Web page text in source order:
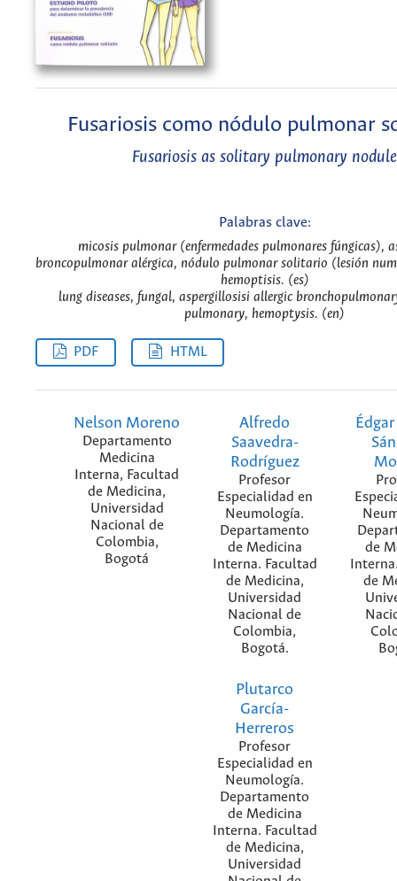
Fusariosis como nódulo pulmonar
Fusariosis as solitary pulmonary nodule
Palabras clave:
micosis pulmonar (enfermedades pulmonares fúngicas),
broncopulmonar alérgica, nódulo pulmonar solitario (lesión
hemoptisis. (es)
lung diseases, fungal, aspergillosisi allergic
pulmonary, hemoptysis. (en)
PDF HTML
Nelson Moreno
Departamento
Medicina
Interna, Facultad
de Medicina,
Universidad
Nacional de
Colombia,
Bogotá
Alfredo
Saavedra-
Rodríguez
Profesor
Especialidad en
Neumología.
Departamento
de Medicina
Interna. Facultad
de Medicina,
Universidad
Nacional de
Colombia,
Bogotá.
de
de
Plutarco
García-
Herreros
Profesor
Especialidad en
Neumología.
Departamento
de Medicina
Interna. Facultad
de Medicina,
Universidad